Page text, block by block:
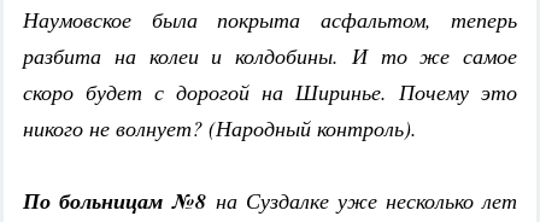
Наумовское была покрыта асфальтом, теперь
разбита на колеи и колдобины. И то же самое
скоро будет с дорогой на Ширинье. Почему это
никого не волнует? (Народный контроль).
По больницам №8 на Суздалке уже несколько лет